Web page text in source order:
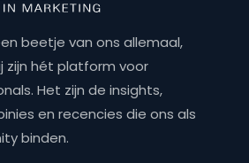
beetje van ons allemaal,
zijn hét platform voor
Het zijn de insights,
en recencies die ons als
binden.